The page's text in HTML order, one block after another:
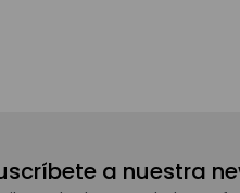
a nuestra